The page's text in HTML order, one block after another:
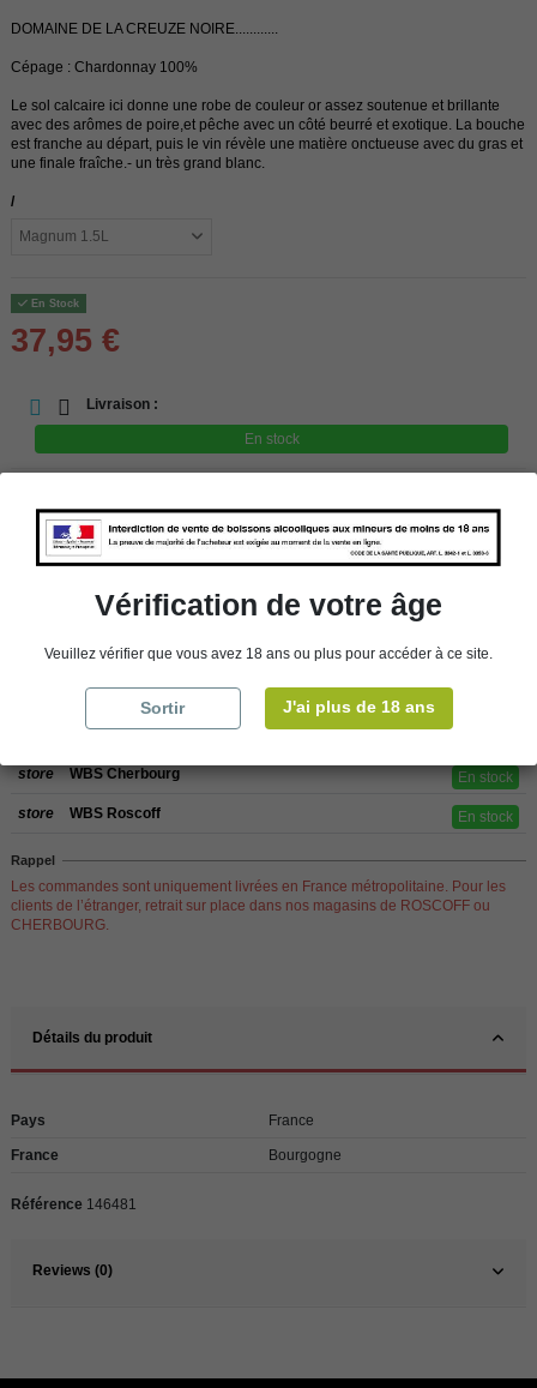
DOMAINE DE LA CREUZE NOIRE............
Cépage : Chardonnay 100%
Le sol calcaire ici donne une robe de couleur or assez soutenue et brillante
avec des arômes de poire,et pêche avec un côté beurré et exotique. La bouche
est franche au départ, puis le vin révèle une matière onctueuse avec du gras et
une finale fraîche.- un très grand blanc.
/
En Stock
37,95 €
Livraison :
En stock
store Choisir un magasin
Ajouter au panier
store WBS Cherbourg En stock
store WBS Roscoff En stock
Rappel
Les commandes sont uniquement livrées en France métropolitaine. Pour les
clients de l’étranger, retrait sur place dans nos magasins de ROSCOFF ou
CHERBOURG.
Détails du produit
Pays France
France Bourgogne
Référence 146481
Reviews (0)
Vérification de votre âge
Veuillez vérifier que vous avez 18 ans ou plus pour accéder à ce site.
Sortir J'ai plus de 18 ans